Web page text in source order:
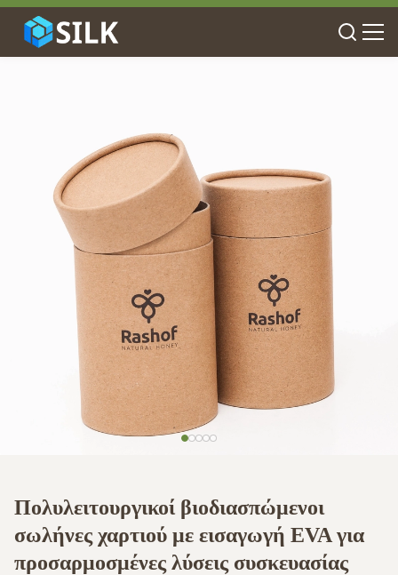
Πολυλειτουργικοί βιοδιασπώμενοι
σωλήνες χαρτιού με εισαγωγή EVA για
προσαρμοσμένες λύσεις συσκευασίας